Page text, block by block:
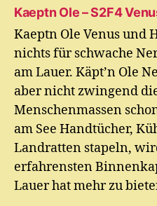
Kaeptn Ole – S2F4
Kaeptn Ole Venus und
nichts für schwache
am Lauer. Käpt’n Ole
aber nicht zwingend
Menschenmassen
am See Handtücher,
Landratten stapeln,
erfahrensten
Lauer hat mehr zu